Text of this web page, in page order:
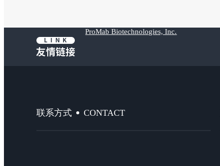
ProMab Biotechnologies, Inc.
联系方式 CONTACT